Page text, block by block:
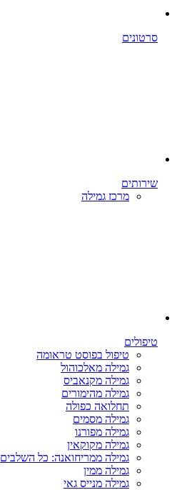
סרטונים
שירותים
מרכז גמילה
טיפולים
טיפול בפוסט טראומה
גמילה מאלכוהול
גמילה מקנאביס
גמילה מהימורים
תחלואה כפולה
גמילה מסמים
גמילה מפורנו
גמילה מקוקאין
גמילה ממריחואנה: כל השלבים
גמילה ממין
גמילה מנייס גאי